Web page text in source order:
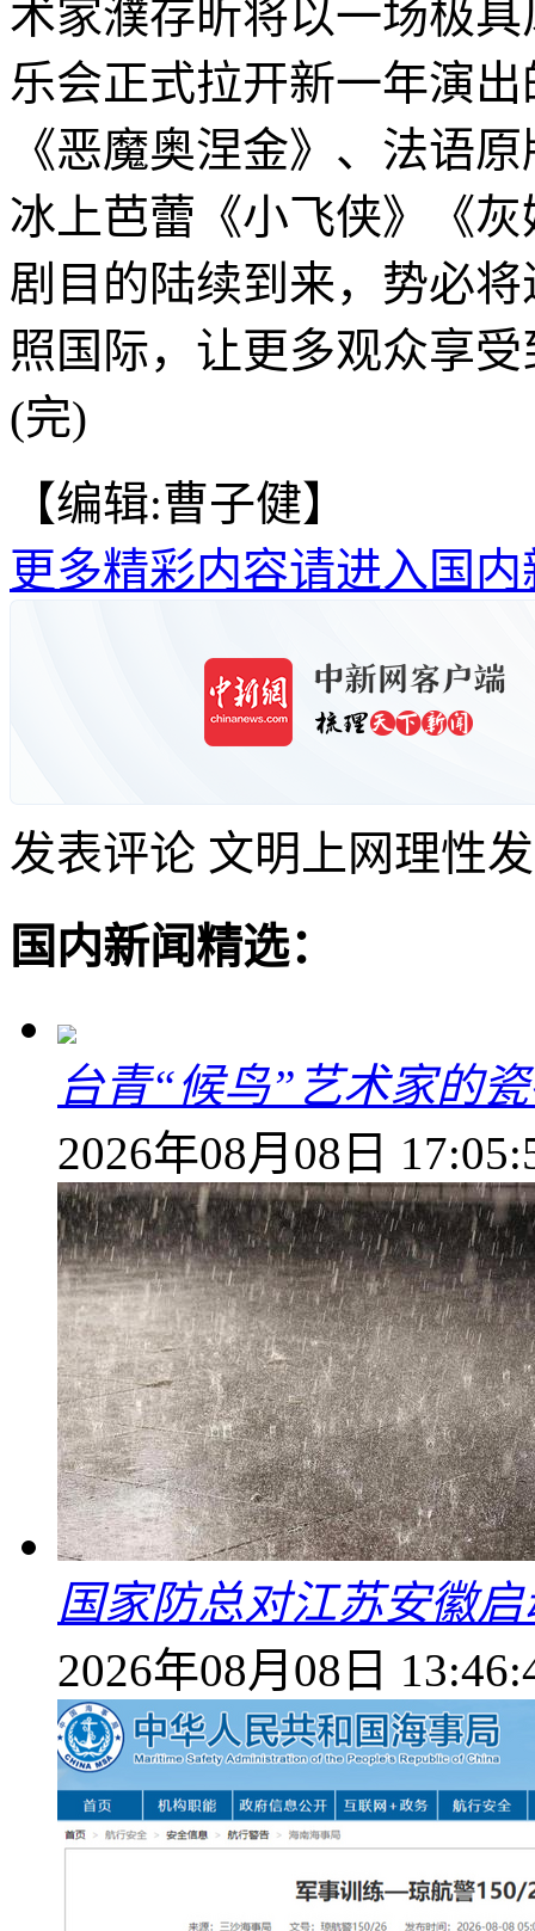
术家濮存昕将以一场极
乐会正式拉开新一年演
《恶魔奥涅金》、法语
冰上芭蕾《小飞侠》《
剧目的陆续到来，势必
照国际，让更多观众享
(完)
【编辑:曹子健】
更多精彩内容请进入国内
发表评论 文明上网理性
国内新闻精选：
台青“候鸟”艺术家的
2026年08月08日
国家防总对江苏安徽
2026年08月08日